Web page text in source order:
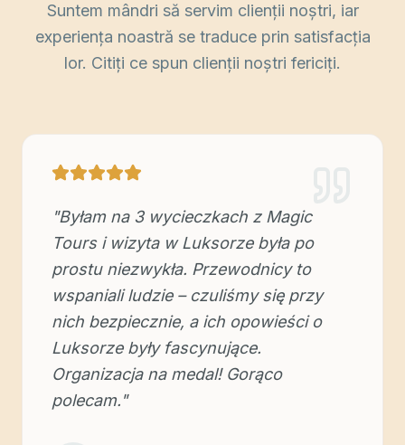
Suntem mândri să servim clienții noștri, iar
experiența noastră se traduce prin satisfacția
lor. Citiți ce spun clienții noștri fericiți.
"Byłam na 3 wycieczkach z Magic
Tours i wizyta w Luksorze była po
prostu niezwykła. Przewodnicy to
wspaniali ludzie – czuliśmy się przy
nich bezpiecznie, a ich opowieści o
Luksorze były fascynujące.
Organizacja na medal! Gorąco
polecam."